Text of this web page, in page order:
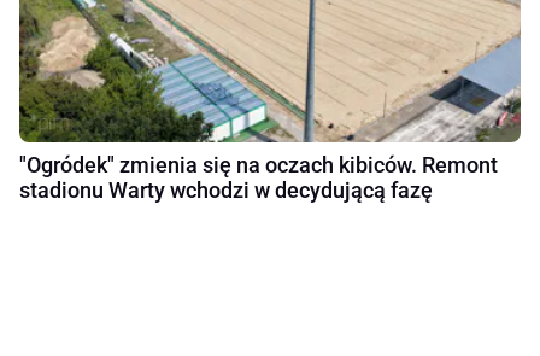
"Ogródek" zmienia się na oczach kibiców. Remont
stadionu Warty wchodzi w decydującą fazę